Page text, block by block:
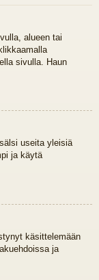
alueen tai
sivulla. Haun
useita yleisiä
ja käytä
käsittelemään
ja